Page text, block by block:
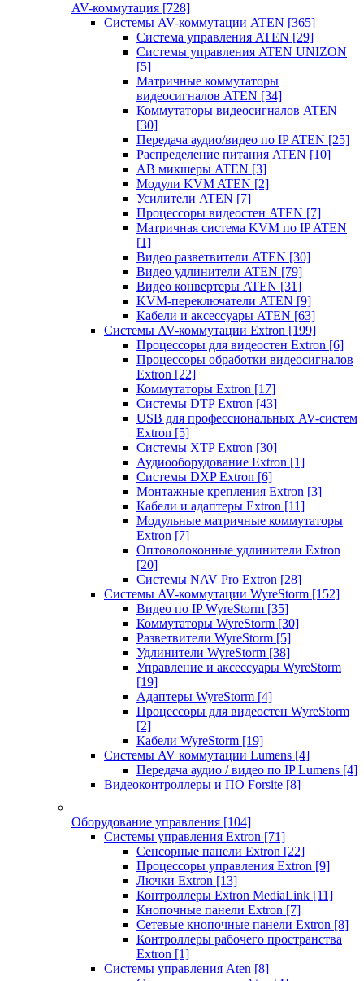
AV-коммутация [728]
Системы AV-коммутации ATEN [365]
Система управления ATEN [29]
Системы управления ATEN UNIZON
[5]
Матричные коммутаторы
видеосигналов ATEN [34]
Коммутаторы видеосигналов ATEN
[30]
Передача аудио/видео по IP ATEN [25]
Распределение питания ATEN [10]
АВ микшеры ATEN [3]
Модули KVM ATEN [2]
Усилители ATEN [7]
Процессоры видеостен ATEN [7]
Матричная система KVM по IP ATEN
[1]
Видео разветвители ATEN [30]
Видео удлинители ATEN [79]
Видео конвертеры ATEN [31]
KVM-переключатели ATEN [9]
Кабели и аксессуары ATEN [63]
Системы AV-коммутации Extron [199]
Процессоры для видеостен Extron [6]
Процессоры обработки видеосигналов
Extron [22]
Коммутаторы Extron [17]
Системы DTP Extron [43]
USB для профессиональных AV-систем
Extron [5]
Системы XTP Extron [30]
Аудиооборудование Extron [1]
Системы DXP Extron [6]
Монтажные крепления Extron [3]
Кабели и адаптеры Extron [11]
Модульные матричные коммутаторы
Extron [7]
Оптоволоконные удлинители Extron
[20]
Системы NAV Pro Extron [28]
Системы AV-коммутации WyreStorm [152]
Видео по IP WyreStorm [35]
Коммутаторы WyreStorm [30]
Разветвители WyreStorm [5]
Удлинители WyreStorm [38]
Управление и аксессуары WyreStorm
[19]
Адаптеры WyreStorm [4]
Процессоры для видеостен WyreStorm
[2]
Кабели WyreStorm [19]
Системы AV коммутации Lumens [4]
Передача аудио / видео по IP Lumens [4]
Видеоконтроллеры и ПО Forsite [8]
Оборудование управления [104]
Системы управления Extron [71]
Сенсорные панели Extron [22]
Процессоры управления Extron [9]
Лючки Extron [13]
Контроллеры Extron MediaLink [11]
Кнопочные панели Extron [7]
Сетевые кнопочные панели Extron [8]
Контроллеры рабочего пространства
Extron [1]
Системы управления Aten [8]